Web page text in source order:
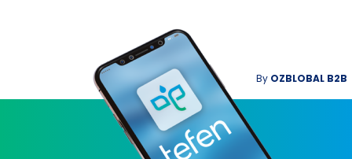
By OZBLOBAL B2B